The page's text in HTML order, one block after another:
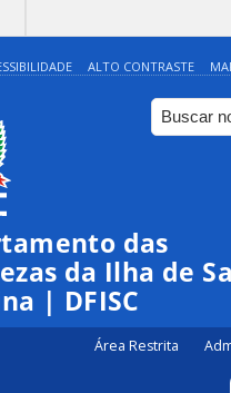
ALTO CONTRASTE
das
da Ilha de
| DFISC
Área Restrita